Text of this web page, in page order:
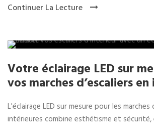
Continuer La Lecture
Votre éclairage LED sur
vos marches d’escaliers
L'éclairage LED sur mesure pour les marches
intérieures combine esthétisme et sécurité,